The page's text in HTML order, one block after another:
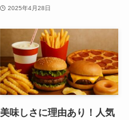
2025年4月28日
美味しさに理由あり！人気